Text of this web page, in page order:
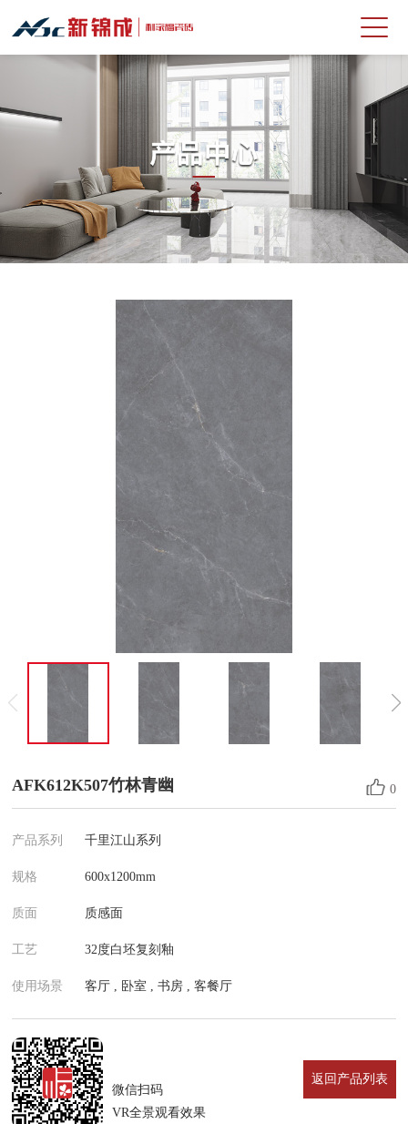
AFK612K507竹林青幽 0
产品系列 千里江山系列
规格 600x1200mm
质面 质感面
工艺 32度白坯复刻釉
使用场景 客厅 , 卧室 , 书房 , 客餐厅
微信扫码
VR全景观看效果
返回产品列表